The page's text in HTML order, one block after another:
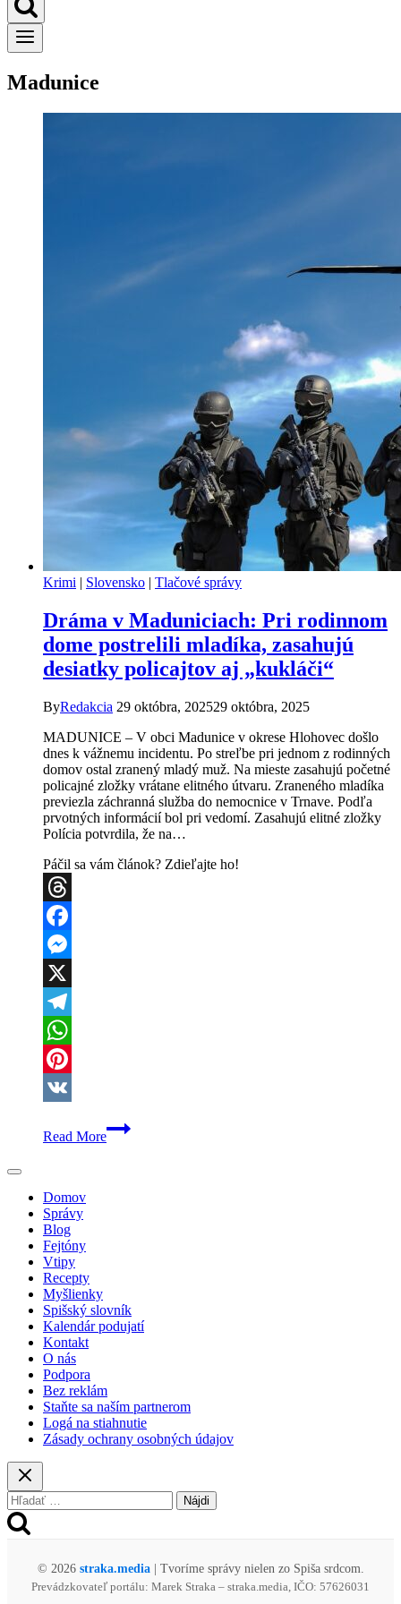
Madunice
Krimi | Slovensko | Tlačové správy
Dráma v Maduniciach: Pri rodinnom
dome postrelili mladíka, zasahujú
desiatky policajtov aj „kukláči“
ByRedakcia 29 októbra, 202529 októbra, 2025
MADUNICE – V obci Madunice v okrese Hlohovec došlo
dnes k vážnemu incidentu. Po streľbe pri jednom z rodinných
domov ostal zranený mladý muž. Na mieste zasahujú početné
policajné zložky vrátane elitného útvaru. Zraneného mladíka
previezla záchranná služba do nemocnice v Trnave. Podľa
prvotných informácií bol pri vedomí. Zasahujú elitné zložky
Polícia potvrdila, že na…
Páčil sa vám článok? Zdieľajte ho!
Threads
Facebook
Messenger
X
Telegram
WhatsApp
Pinterest
Read More
Dráma
v
„kukláči“
Domov
Správy
Blog
Fejtóny
Vtipy
Recepty
Myšlienky
Spišský slovník
Kalendár podujatí
Kontakt
O nás
Podpora
Bez reklám
Staňte sa naším partnerom
Logá na stiahnutie
Zásady ochrany osobných údajov
Hľadať:
© 2026 straka.media| Tvoríme správy nielen zo Spiša srdcom.
Prevádzkovateľ portálu: Marek Straka – straka.media, IČO: 57626031